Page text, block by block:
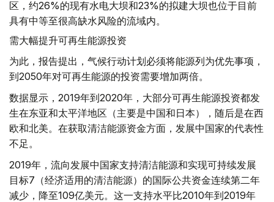
区，约26%的现有水电大坝和23%的拟建大坝也位于目前
具有中等至很高缺水风险的流域内。
需大幅提升可再生能源投资
为此，报告提出，气候行动计划必须将能源列为优先事项，
到2050年对可再生能源的投资需要增加两倍。
数据显示，2019年到2020年，大部分可再生能源投资都发
生在东亚和太平洋地区（主要是中国和日本），随后是在西
欧和北美。在获取清洁能源资金方面，发展中国家的代表性
不足。
2019年，流向发展中国家支持清洁能源和实现可持续发展
目标7（经济适用的清洁能源）的国际公共资金连续第二年
减少，降至109亿美元。这一支持水平比2010年到2019年